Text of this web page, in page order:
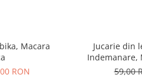
Macara
RON
Jucarie din
Indemanare,
59,00